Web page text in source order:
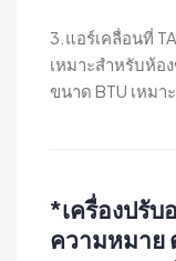
3.แอร์เคลื่อนที่
เหมาะสำหรับห้อ
ขนาด BTU เหมา
*เครื่องปรับ
ความหมาย